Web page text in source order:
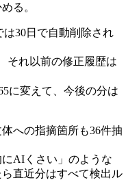
る。
は30日で自動削除され
それ以前の修正履歴は
に変えて、今後の分は
への指摘箇所も36件抽
にAIくさい」のような
直近分はすべて検出ル